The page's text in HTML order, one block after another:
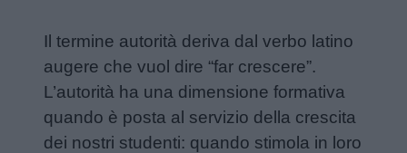
Il termine autorità deriva dal verbo latino
augere che vuol dire “far crescere”.
L’autorità ha una dimensione formativa
quando è posta al servizio della crescita
dei nostri studenti: quando stimola in loro